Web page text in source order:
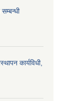
कार्यविधी,